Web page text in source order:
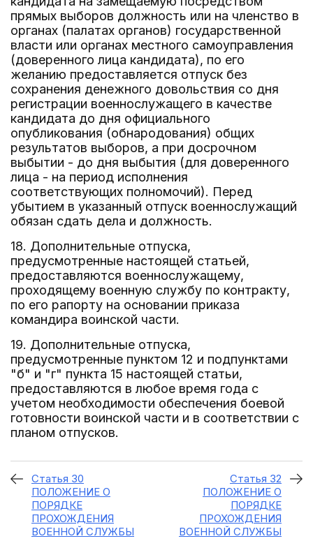
прямых выборов должность или на членство в
органах (палатах органов) государственной
власти или органах местного самоуправления
(доверенного лица кандидата), по его
желанию предоставляется отпуск без
сохранения денежного довольствия со дня
регистрации военнослужащего в качестве
кандидата до дня официального
опубликования (обнародования) общих
результатов выборов, а при досрочном
выбытии - до дня выбытия (для доверенного
лица - на период исполнения
соответствующих полномочий). Перед
убытием в указанный отпуск военнослужащий
обязан сдать дела и должность.
18. Дополнительные отпуска,
предусмотренные настоящей статьей,
предоставляются военнослужащему,
проходящему военную службу по контракту,
по его рапорту на основании приказа
командира воинской части.
19. Дополнительные отпуска,
предусмотренные пунктом 12 и подпунктами
"б" и "г" пункта 15 настоящей статьи,
предоставляются в любое время года с
учетом необходимости обеспечения боевой
готовности воинской части и в соответствии с
планом отпусков.
Статья 30
ПОЛОЖЕНИЕ О
ПОРЯДКЕ
ПРОХОЖДЕНИЯ
ВОЕННОЙ СЛУЖБЫ
Статья 32
ПОЛОЖЕНИЕ О
ПОРЯДКЕ
ПРОХОЖДЕНИЯ
ВОЕННОЙ СЛУЖБЫ